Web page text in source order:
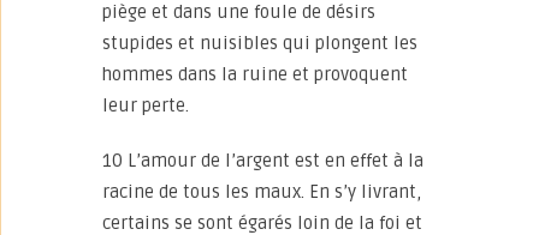
piège et dans une foule de désirs
stupides et nuisibles qui plongent les
hommes dans la ruine et provoquent
leur perte.
10 L’amour de l’argent est en effet à la
racine de tous les maux. En s’y livrant,
certains se sont égarés loin de la foi et